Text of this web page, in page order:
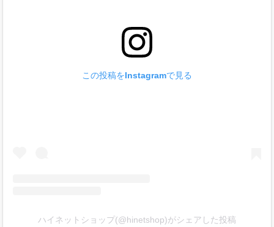
この投稿をInstagramで見る
ハイネットショップ(@hinetshop)がシェアした投稿